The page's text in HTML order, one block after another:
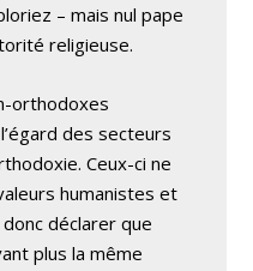
– mais nul pape
religieuse.
orthodoxes
des secteurs
Ceux-ci ne
humanistes et
déclarer que
plus la même